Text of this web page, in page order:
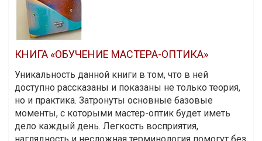
КНИГА «ОБУЧЕНИЕ МАСТЕРА-ОПТИКА»
Уникальность данной книги в том, что в ней
доступно рассказаны и показаны не только теория,
но и практика. Затронуты основные базовые
моменты, с которыми мастер-оптик будет иметь
дело каждый день. Легкость восприятия,
наглядность и несложная терминология помогут без